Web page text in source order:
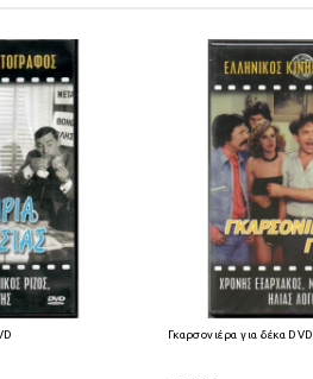
Γκαρσονιέρα για δέκα DVD